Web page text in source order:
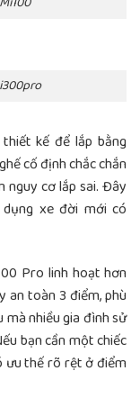
kế để lắp bằng
cố định chắc chắn
nguy cơ lắp sai. Đây
xe đời mới có
Pro linh hoạt hơn
an toàn 3 điểm, phù
nhiều gia đình sử
bạn cần một chiếc
ưu thế rõ rệt ở điểm